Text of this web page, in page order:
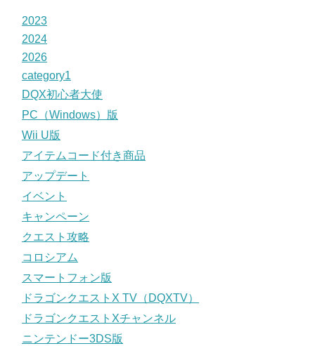
2023
2024
2026
category1
DQX初心者大使
PC（Windows）版
Wii U版
アイテムコード付き商品
アップデート
イベント
キャンペーン
クエスト攻略
コロシアム
スマートフォン版
ドラゴンクエストX TV（DQXTV）
ドラゴンクエストXチャンネル
ニンテンドー3DS版